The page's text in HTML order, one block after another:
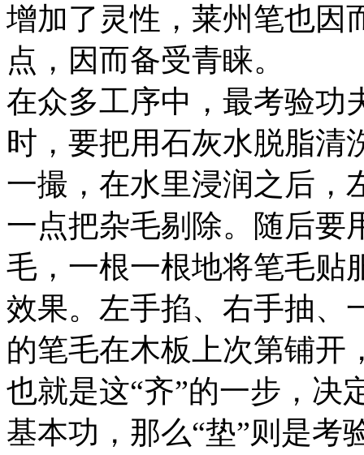
增加了灵性，莱州笔也因
点，因而备受青睐。
在众多工序中，最考验功
时，要把用石灰水脱脂清
一撮，在水里浸润之后，
一点把杂毛剔除。随后要
毛，一根一根地将笔毛贴
效果。左手掐、右手抽、
的笔毛在木板上次第铺开
也就是这“齐”的一步，决
基本功，那么“垫”则是考